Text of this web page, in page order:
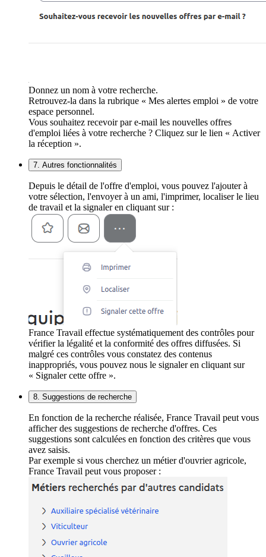
Donnez un nom à votre recherche.
Retrouvez-la dans la rubrique « Mes alertes emploi » de votre
espace personnel.
Vous souhaitez recevoir par e-mail les nouvelles offres
d'emploi liées à votre recherche ? Cliquez sur le lien « Activer
la réception ».
7. Autres fonctionnalités
Depuis le détail de l'offre d'emploi, vous pouvez l'ajouter à
votre sélection, l'envoyer à un ami, l'imprimer, localiser le lieu
de travail et la signaler en cliquant sur :
France Travail effectue systématiquement des contrôles pour
vérifier la légalité et la conformité des offres diffusées. Si
malgré ces contrôles vous constatez des contenus
inappropriés, vous pouvez nous le signaler en cliquant sur
« Signaler cette offre ».
8. Suggestions de recherche
En fonction de la recherche réalisée, France Travail peut vous
afficher des suggestions de recherche d'offres. Ces
suggestions sont calculées en fonction des critères que vous
avez saisis.
Par exemple si vous cherchez un métier d'ouvrier agricole,
France Travail peut vous proposer :